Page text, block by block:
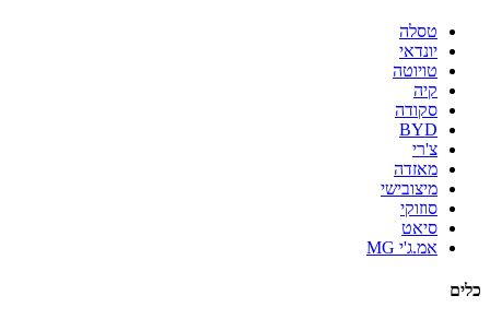
טסלה
יונדאי
טויוטה
קיה
סקודה
BYD
צ'רי
מאזדה
מיצובישי
סוזוקי
סיאט
אמ.ג'י MG
כלים